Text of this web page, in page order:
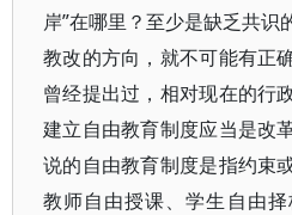
岸”在哪里？至少是缺乏共识
教改的方向，就不可能有正
曾经提出过，相对现在的行
建立自由教育制度应当是改
说的自由教育制度是指约束
教师自由授课、学生自由